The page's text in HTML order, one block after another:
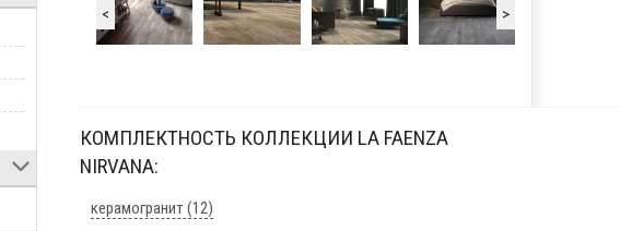
< >
КОМПЛЕКТНОСТЬ КОЛЛЕКЦИИ LA FAENZA
NIRVANA:
керамогранит (12)